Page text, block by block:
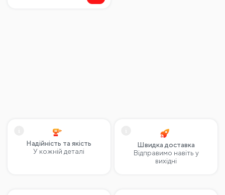
Надійність та якість
У кожній деталі
Швидка доставка
Відправимо навіть у
вихідні